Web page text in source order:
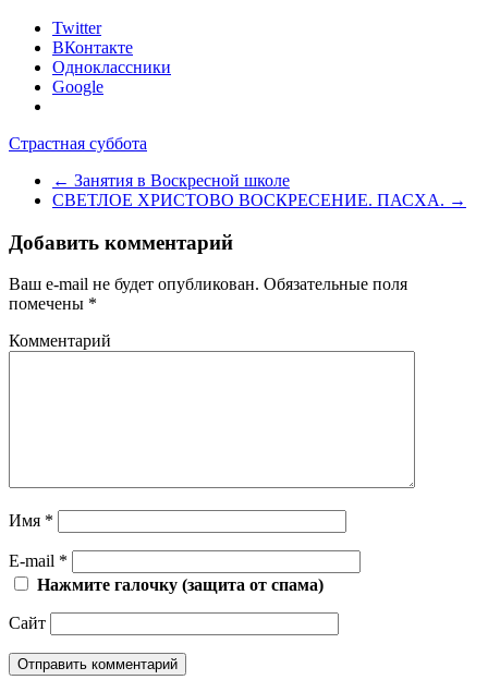
Twitter
ВКонтакте
Одноклассники
Google
Страстная суббота
← Занятия в Воскресной школе
СВЕТЛОЕ ХРИСТОВО ВОСКРЕСЕНИЕ. ПАСХА. →
Добавить комментарий
Ваш e-mail не будет опубликован. Обязательные поля
помечены *
Комментарий
Имя *
E-mail *
Нажмите галочку (защита от спама)
Сайт